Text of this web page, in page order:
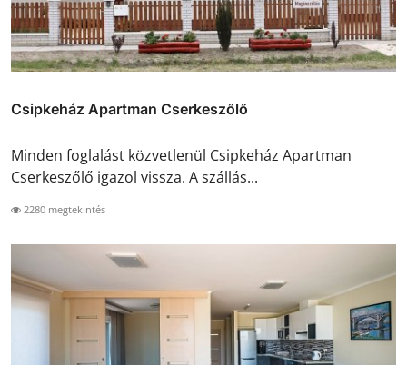
Csipkeház Apartman Cserkeszőlő
Minden foglalást közvetlenül Csipkeház Apartman
Cserkeszőlő igazol vissza. A szállás...
2280 megtekintés